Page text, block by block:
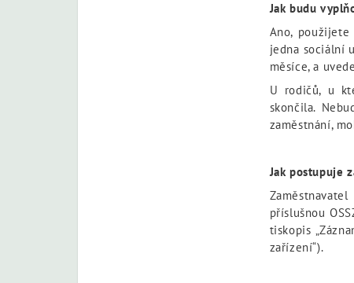
Jak budu
Ano,
jedna sociální
měsíce, a
U rodičů, u
skončila.
zaměstnání,
Jak postupuje
příslušnou
tiskopis
zařízení“).